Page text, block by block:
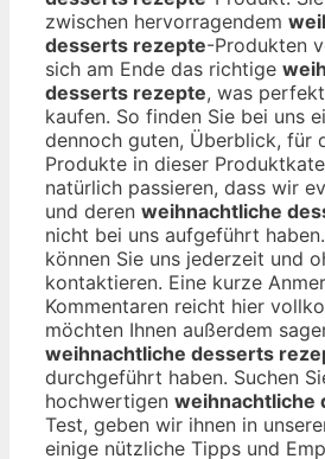
zwischen hervorragendem
desserts rezepte-Produkten
sich am Ende das richtige
desserts rezepte, was
kaufen. So finden Sie bei uns
dennoch guten, Überblick, für
Produkte in dieser
natürlich passieren, dass wir
und deren weihnachtliche
nicht bei uns aufgeführt
können Sie uns jederzeit und
kontaktieren. Eine kurze
Kommentaren reicht hier
möchten Ihnen außerdem
weihnachtliche desserts
durchgeführt haben. Suchen
hochwertigen weihnachtliche
Test, geben wir ihnen in
einige nützliche Tipps und